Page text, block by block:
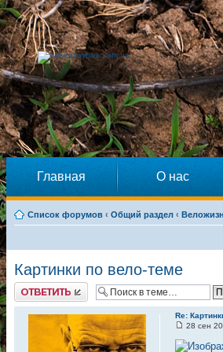
Главная О нас
Список форумов ‹ Общий раздел ‹
Картинки по вело-теме
Ответить
Re:
28 сен